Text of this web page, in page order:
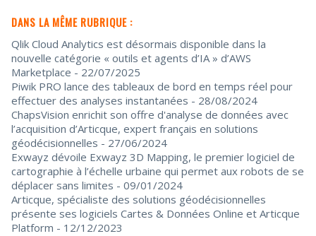
DANS LA MÊME RUBRIQUE :
Qlik Cloud Analytics est désormais disponible dans la
nouvelle catégorie « outils et agents d’IA » d’AWS
Marketplace - 22/07/2025
Piwik PRO lance des tableaux de bord en temps réel pour
effectuer des analyses instantanées - 28/08/2024
ChapsVision enrichit son offre d'analyse de données avec
l’acquisition d’Articque, expert français en solutions
géodécisionnelles - 27/06/2024
Exwayz dévoile Exwayz 3D Mapping, le premier logiciel de
cartographie à l’échelle urbaine qui permet aux robots de se
déplacer sans limites - 09/01/2024
Articque, spécialiste des solutions géodécisionnelles
présente ses logiciels Cartes & Données Online et Articque
Platform - 12/12/2023